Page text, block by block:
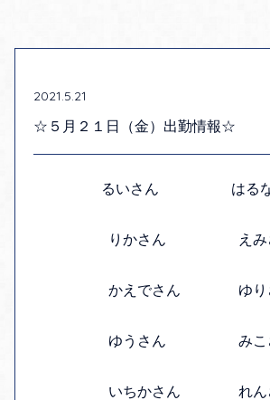
2021.5.21
☆５月２１日（金）出勤情報☆
るいさん はるな
りかさん えみ
かえでさん ゆり
ゆうさん みこ
いちかさん れん